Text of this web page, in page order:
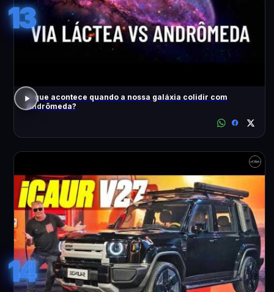
13
O que acontece quando a nossa galáxia colidir com
Andrômeda?
14